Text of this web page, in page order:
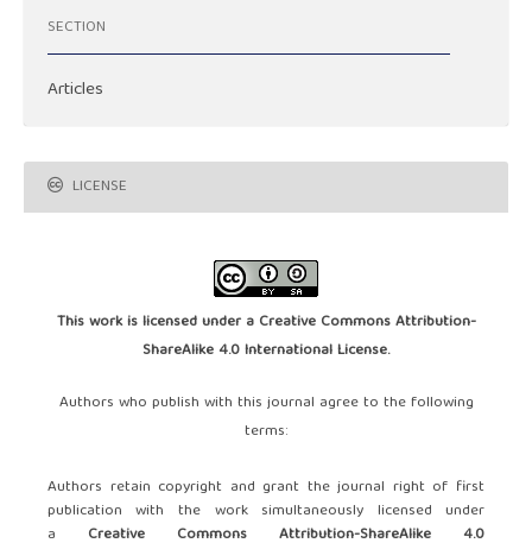
SECTION
Articles
LICENSE
This work is licensed under a Creative Commons Attribution-
ShareAlike 4.0 International License.
Authors who publish with this journal agree to the following
terms:
Authors retain copyright and grant the journal right of first
publication with the work simultaneously licensed under
a Creative Commons Attribution-ShareAlike 4.0